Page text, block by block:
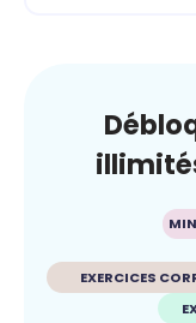
EXERCICES